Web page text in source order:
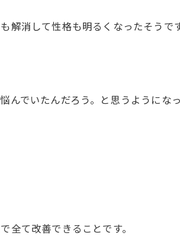
解消して性格も明るくなったそうで
んでいたんだろう。と思うようにな
全て改善できることです。